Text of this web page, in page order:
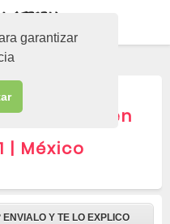
garantizar
buscado en
| México
Y TE LO EXPLICO